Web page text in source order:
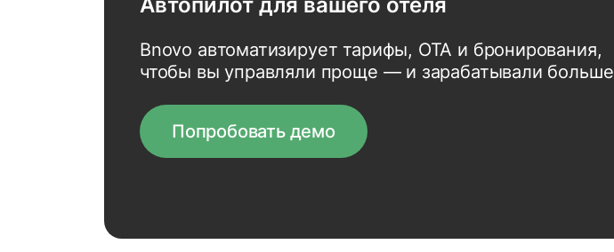
Bnovo автоматизирует тарифы, OTA и бронирования,
чтобы вы управляли проще — и зарабатывали больше
Попробовать демо